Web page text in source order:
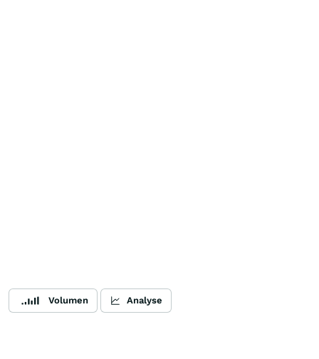
Volumen Analyse